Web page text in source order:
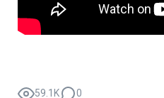
59.1K 0